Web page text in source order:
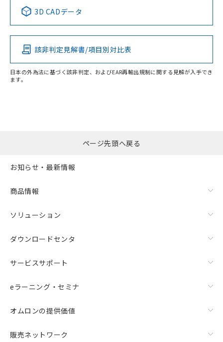
Pb Hg Cd Cr(VI)
O
この製品のRoHS/REACH対応状況ページへ
この製品の規格認証/適合状況ページへ
その他の認証はこちらのページからご検索ください
3D CADデータ
該非判定見解書/項目別対比表
日本の外為法に基づく該非判定、およびEAR再輸出規制に関する見解が入手でき
ます。
ページ先頭へ戻る
お知らせ・最新情報
商品情報
ソリューション
ダウンロードセンタ
サービスサポート
eラーニング・セミナ
オムロンの提供価値
販売ネットワーク